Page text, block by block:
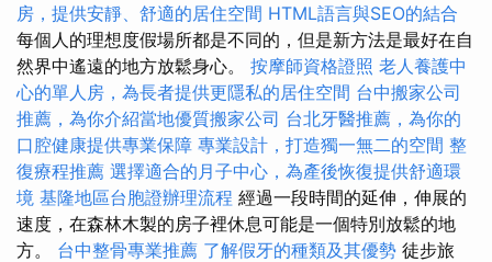
房，提供安靜、舒適的居住空間 HTML語言與SEO的結合
每個人的理想度假場所都是不同的，但是新方法是最好在自
然界中遙遠的地方放鬆身心。 按摩師資格證照 老人養護中
心的單人房，為長者提供更隱私的居住空間 台中搬家公司
推薦，為你介紹當地優質搬家公司 台北牙醫推薦，為你的
口腔健康提供專業保障 專業設計，打造獨一無二的空間 整
復療程推薦 選擇適合的月子中心，為產後恢復提供舒適環
境 基隆地區台胞證辦理流程 經過一段時間的延伸，伸展的
速度，在森林木製的房子裡休息可能是一個特別放鬆的地
方。 台中整骨專業推薦 了解假牙的種類及其優勢 徒步旅